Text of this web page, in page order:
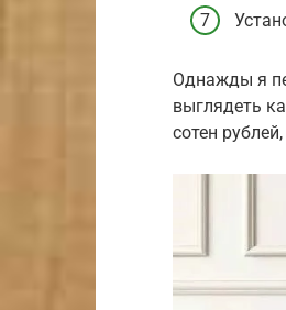
Однажды я
выглядеть
сотен